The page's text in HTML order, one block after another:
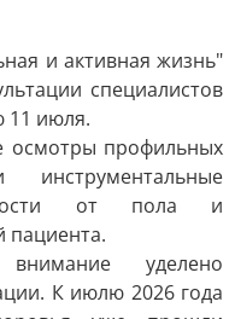
и активная жизнь"
специалистов
11 июля.
осмотры профильных
от пола и
пациента.
уделено
К июлю 2026 года